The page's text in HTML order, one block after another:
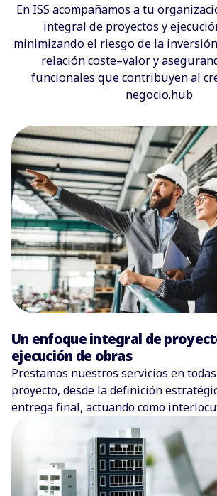
En ISS acompañamos a tu
integral de proyectos y
minimizando el riesgo de la
relación coste–valor y
funcionales que contribuyen al
negocio.hub
Un enfoque integral de
ejecución de obras
Prestamos nuestros servicios en
proyecto, desde la definición
entrega final, actuando como